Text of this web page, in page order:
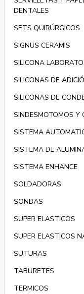
DENTALES
SETS QUIRÚRGICOS
SIGNUS CERAMIS
SILICONA
SILICONAS DE
SILICONAS DE
SINDESMOTOMOS Y
SISTEMA
SISTEMA DE
SISTEMA ENHANCE
SOLDADORAS
SONDAS
SUPER ELASTICOS
SUPER ELASTICOS
SUTURAS
TABURETES
TERMICOS